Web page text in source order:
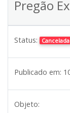
Pregão
Status: Cancelada
Publicado em:
Objeto: